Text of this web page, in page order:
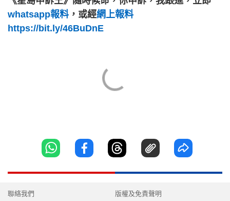
whatsapp報料，或經網上報料
https://bit.ly/46BuDnE
聯絡我們 版權及免責聲明